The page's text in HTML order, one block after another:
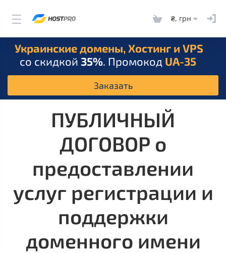
₴, грн
Украинские домены, Хостинг и VPS
со скидкой 35%. Промокод UA-35
Заказать
ПУБЛИЧНЫЙ
ДОГОВОР о
предоставлении
услуг регистрации и
поддержки
доменного имени